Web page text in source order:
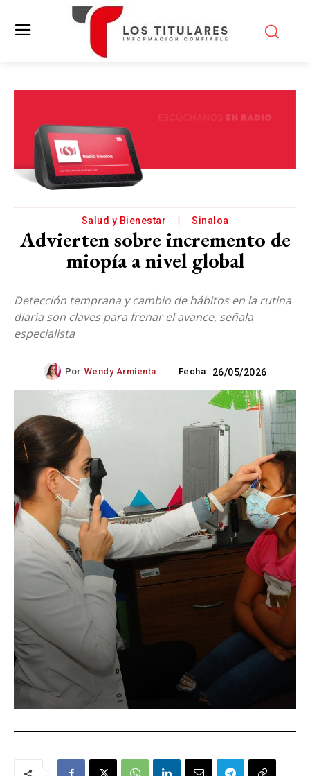
Salud y Bienestar Sinaloa
Advierten sobre incremento de
miopía a nivel global
Detección temprana y cambio de hábitos en la rutina
diaria son claves para frenar el avance, señala
especialista
Por: Wendy Armienta Fecha: 26/05/2026